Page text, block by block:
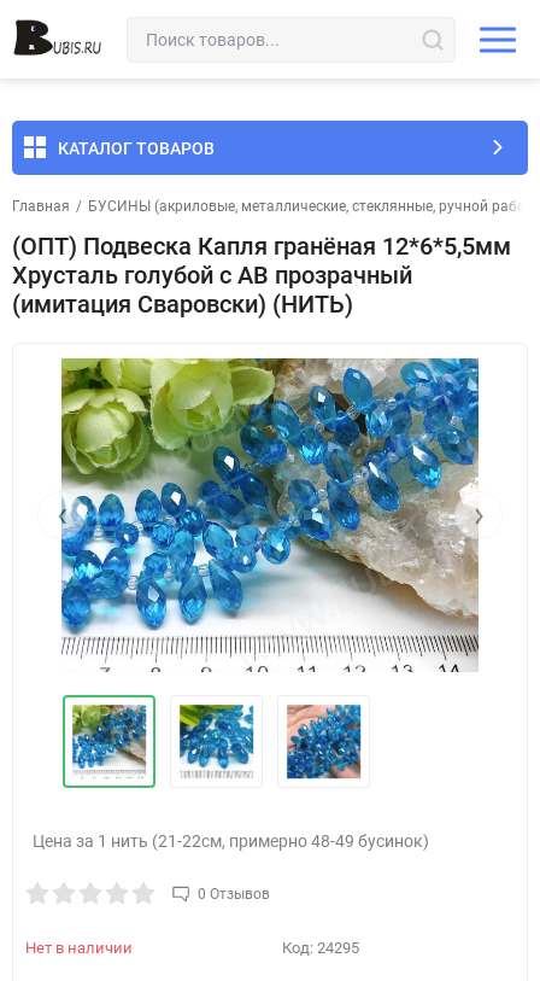
КАТАЛОГ ТОВАРОВ
Главная / БУСИНЫ (акриловые, металлические, стеклянные, ручной
(ОПТ) Подвеска Капля гранёная 12*6*5,5мм
Хрусталь голубой с АВ прозрачный
(имитация Сваровски) (НИТЬ)
‹ ›
Цена за 1 нить (21-22см, примерно 48-49 бусинок)
0 Отзывов
Нет в наличии Код: 24295